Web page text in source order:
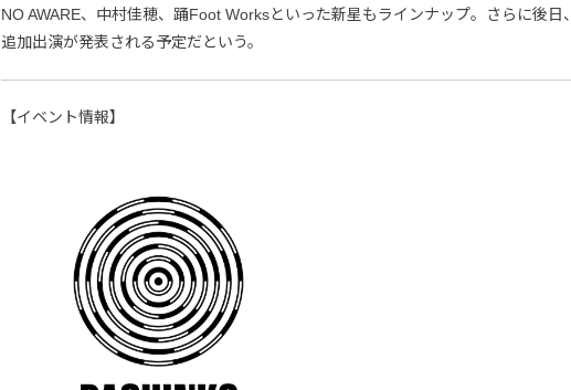
NO AWARE、中村佳穂、踊Foot Worksといった新星もラインナップ。さらに後日、
追加出演が発表される予定だという。
【イベント情報】